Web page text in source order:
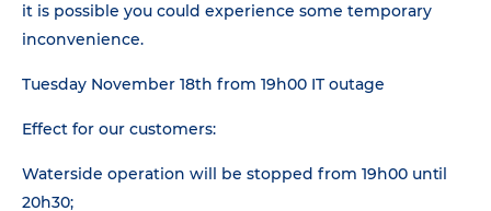
it is possible you could experience some temporary
inconvenience.
Tuesday November 18th from 19h00 IT outage
Effect for our customers:
Waterside operation will be stopped from 19h00 until
20h30;